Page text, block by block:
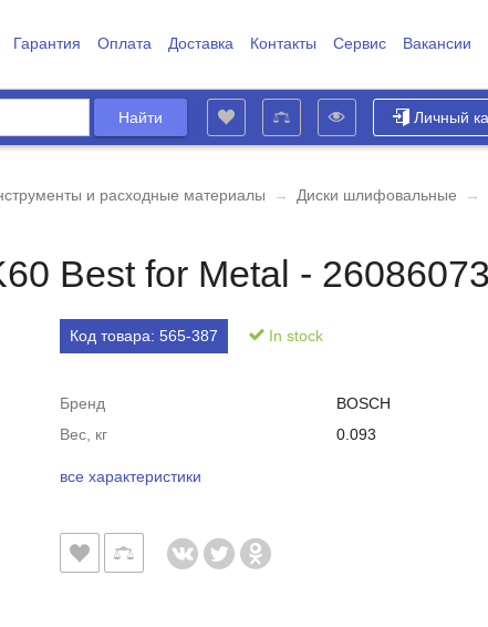
Гарантия Оплата Доставка Контакты Сервис Вакансии
Личный
и расходные материалы → Диски шлифовальные →
Best for Metal -
Код товара:565-387 In stock
Бренд
BOSCH
Вес, кг
0.093
все характеристики